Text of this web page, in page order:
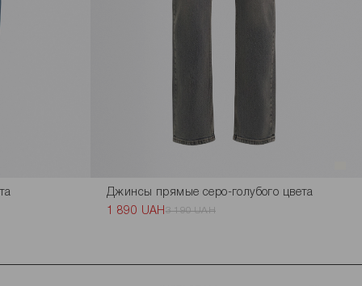
Джинсы прямые серо-голубого цвета
1 890 UAH 3 190 UAH